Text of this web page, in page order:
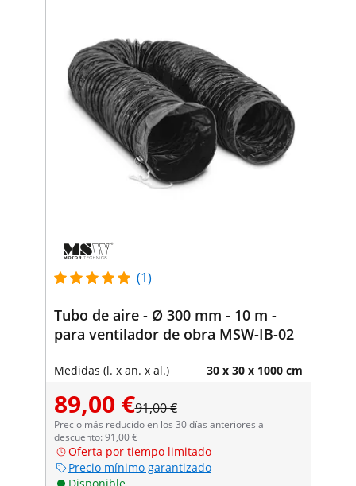
(1)
Tubo de aire - Ø 300 mm - 10 m -
para ventilador de obra MSW-IB-02
Medidas (l. x an. x al.) 30 x 30 x 1000 cm
89,00 €91,00 €
Precio más reducido en los 30 días anteriores al
descuento: 91,00 €
Oferta por tiempo limitado
Precio mínimo garantizado
Disponible